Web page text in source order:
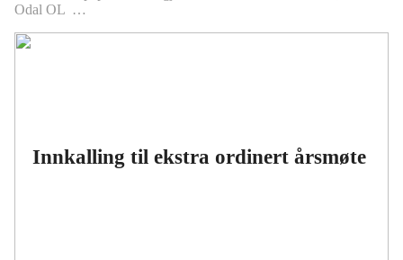
Odal OL …
Innkalling til ekstra ordinert årsmøte